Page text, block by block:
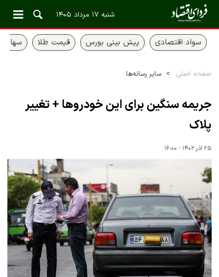
شنبه ۱۷ مرداد ۱۴۰۵
سواد اقتصادی پیش بینی بورس قیمت طلا سهام
صفحه اصلی سایر رسانه‌ها
جریمه سنگین برای این خودروها + تغییر
پلاک
۲۵ آذر ۱۴۰۲ - ۱۶:۰۰